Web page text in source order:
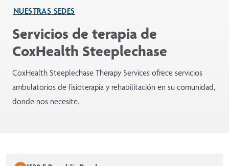
NUESTRAS SEDES
Servicios de terapia de
CoxHealth Steeplechase
CoxHealth Steeplechase Therapy Services ofrece servicios
ambulatorios de fisioterapia y rehabilitación en su comunidad,
donde nos necesite.